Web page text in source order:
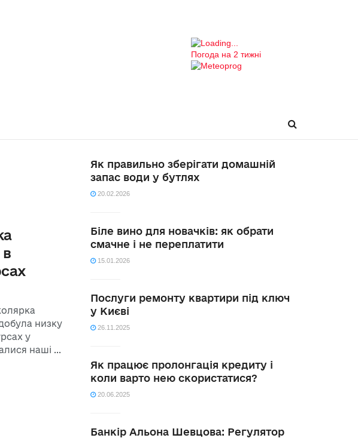
Погода на 2 тижні
низку
у
наші ...
Як правильно зберігати домашній
запас води у бутлях
20.02.2026
Біле вино для новачків: як обрати
смачне і не переплатити
15.01.2026
Послуги ремонту квартири під ключ
у Києві
26.11.2025
Як працює пролонгація кредиту і
коли варто нею скористатися?
20.06.2025
Банкір Альона Шевцова: Регулятор